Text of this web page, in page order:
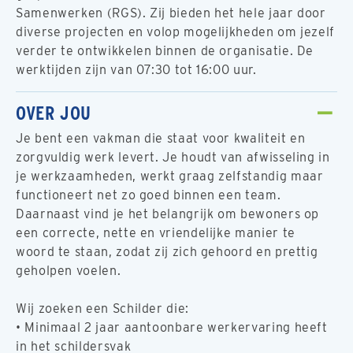
Samenwerken (RGS). Zij bieden het hele jaar door
diverse projecten en volop mogelijkheden om jezelf
verder te ontwikkelen binnen de organisatie. De
werktijden zijn van 07:30 tot 16:00 uur.
OVER JOU
Je bent een vakman die staat voor kwaliteit en
zorgvuldig werk levert. Je houdt van afwisseling in
je werkzaamheden, werkt graag zelfstandig maar
functioneert net zo goed binnen een team.
Daarnaast vind je het belangrijk om bewoners op
een correcte, nette en vriendelijke manier te
woord te staan, zodat zij zich gehoord en prettig
geholpen voelen.
Wij zoeken een Schilder die:
• Minimaal 2 jaar aantoonbare werkervaring heeft
in het schildersvak